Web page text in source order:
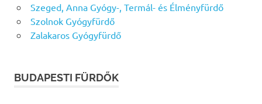
Szeged, Anna Gyógy-, Termál- és Élményfürdő
Szolnok Gyógyfürdő
Zalakaros Gyógyfürdő
BUDAPESTI FÜRDŐK